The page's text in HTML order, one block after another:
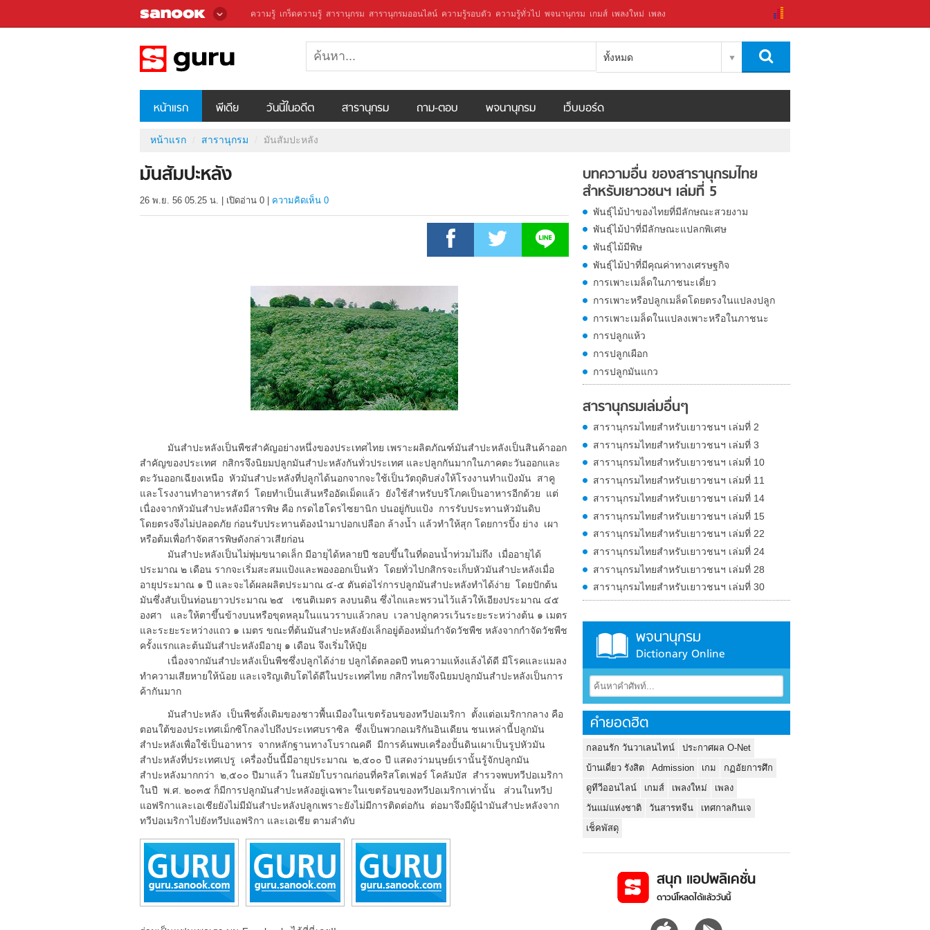
ความรู้ เกร็ดความรู้ สารานุกรม สารานุกรมออนไลน์ ความรู้รอบตัว ความรู้ทั่วไป พจนานุกรม เกมส์ เพลงใหม่ เพลง
ทั้งหมด
หน้าแรก พีเดีย วันนี้ในอดีต สารานุกรม ถาม-ตอบ พจนานุกรม เว็บบอร์ด
หน้าแรก สารานุกรม มันสัมปะหลัง
มันสัมปะหลัง
26 พ.ย. 56 05.25 น. เปิดอ่าน 0 ความคิดเห็น 0
มันสำปะหลังเป็นพืชสำคัญอย่างหนึ่งของประเทศไทย เพราะผลิตภัณฑ์มันสำปะหลังเป็นสินค้าออก
สำคัญของประเทศ กสิกรจึงนิยมปลูกมันสำปะหลังกันทั่วประเทศ และปลูกกันมากในภาคตะวันออกและ
ตะวันออกเฉียงเหนือ หัวมันสำปะหลังที่ปลูกได้นอกจากจะใช้เป็นวัตถุดิบส่งให้โรงงานทำแป้งมัน สาคู
และโรงงานทำอาหารสัตว์ โดยทำเป็นเส้นหรืออัดเม็ดแล้ว ยังใช้สำหรับบริโภคเป็นอาหารอีกด้วย แต่
เนื่องจากหัวมันสำปะหลังมีสารพิษ คือ กรดไฮโดรไซยานิก ปนอยู่กับแป้ง การรับประทานหัวมันดิบ
โดยตรงจึงไม่ปลอดภัย ก่อนรับประทานต้องนำมาปอกเปลือก ล้างน้ำ แล้วทำให้สุก โดยการปิ้ง ย่าง เผา
หรือต้มเพื่อกำจัดสารพิษดังกล่าวเสียก่อน
มันสำปะหลังเป็นไม่พุ่มขนาดเล็ก มีอายุได้หลายปี ชอบขึ้นในที่ดอนน้ำท่วมไม่ถึง เมื่ออายุได้
ประมาณ ๒ เดือน รากจะเริ่มสะสมแป้งและพองออกเป็นหัว โดยทั่วไปกสิกรจะเก็บหัวมันสำปะหลังเมื่อ
อายุประมาณ ๑ ปี และจะได้ผลผลิตประมาณ ๔-๕ ตันต่อไร่การปลูกมันสำปะหลังทำได้ง่าย โดยปักต้น
มันซึ่งสับเป็นท่อนยาวประมาณ ๒๕ เซนติเมตร ลงบนดิน ซึ่งไถและพรวนไว้แล้วให้เอียงประมาณ ๔๕
องศา และให้ตาขึ้นข้างบนหรือขุดหลุมในแนวราบแล้วกลบ เวลาปลูกควรเว้นระยะระหว่างต้น ๑ เมตร
และระยะระหว่างแถว ๑ เมตร ขณะที่ต้นมันสำปะหลังยังเล็กอยู่ต้องหมั่นกำจัดวัชพืช หลังจากกำจัดวัชพืช
ครั้งแรกและต้นมันสำปะหลังมีอายุ ๑ เดือน จึงเริ่มให้ปุ๋ย
เนื่องจากมันสำปะหลังเป็นพืชซึ่งปลูกได้ง่าย ปลูกได้ตลอดปี ทนความแห้งแล้งได้ดี มีโรคและแมลง
ทำความเสียหายให้น้อย และเจริญเติบโตได้ดีในประเทศไทย กสิกรไทยจึงนิยมปลูกมันสำปะหลังเป็นการ
ค้ากันมาก
มันสำปะหลัง เป็นพืชดั้งเดิมของชาวพื้นเมืองในเขตร้อนของทวีปอเมริกา ตั้งแต่อเมริกากลาง คือ
ตอนใต้ของประเทศเม็กซิโกลงไปถึงประเทศบราซิล ซึ่งเป็นพวกอเมริกันอินเดียน ชนเหล่านี้ปลูกมัน
สำปะหลังเพื่อใช้เป็นอาหาร จากหลักฐานทางโบราณคดี มีการค้นพบเครื่องปั้นดินเผาเป็นรูปหัวมัน
สำปะหลังที่ประเทศเปรู เครื่องปั้นนี้มีอายุประมาณ ๒,๕๐๐ ปี แสดงว่ามนุษย์เรานั้นรู้จักปลูกมัน
สำปะหลังมากกว่า ๒,๕๐๐ ปีมาแล้ว ในสมัยโบราณก่อนที่คริสโตเฟอร์ โคลัมบัส สำรวจพบทวีปอเมริกา
ในปี พ.ศ. ๒๐๓๕ ก็มีการปลูกมันสำปะหลังอยู่เฉพาะในเขตร้อนของทวีปอเมริกาเท่านั้น ส่วนในทวีป
แอฟริกาและเอเชียยังไม่มีมันสำปะหลังปลูกเพราะยังไม่มีการติดต่อกัน ต่อมาจึงมีผู้นำมันสำปะหลังจาก
ทวีปอเมริกาไปยังทวีปแอฟริกา และเอเชีย ตามลำดับ
บทความอื่น ของสารานุกรมไทย
สำหรับเยาวชนฯ เล่มที่ 5
พันธุ์ไม้ป่าของไทยที่มีลักษณะสวยงาม
พันธุ์ไม้ป่าที่มีลักษณะแปลกพิเศษ
พันธุ์ไม้มีพิษ
พันธุ์ไม้ป่าที่มีคุณค่าทางเศรษฐกิจ
การเพาะเมล็ดในภาชนะเดี่ยว
การเพาะหรือปลูกเมล็ดโดยตรงในแปลงปลูก
การเพาะเมล็ดในแปลงเพาะหรือในภาชนะ
การปลูกแห้ว
การปลูกเผือก
การปลูกมันแกว
สารานุกรมเล่มอื่นๆ
สารานุกรมไทยสำหรับเยาวชนฯ เล่มที่ 2
สารานุกรมไทยสำหรับเยาวชนฯ เล่มที่ 3
สารานุกรมไทยสำหรับเยาวชนฯ เล่มที่ 10
สารานุกรมไทยสำหรับเยาวชนฯ เล่มที่ 11
สารานุกรมไทยสำหรับเยาวชนฯ เล่มที่ 14
สารานุกรมไทยสำหรับเยาวชนฯ เล่มที่ 15
สารานุกรมไทยสำหรับเยาวชนฯ เล่มที่ 22
สารานุกรมไทยสำหรับเยาวชนฯ เล่มที่ 24
สารานุกรมไทยสำหรับเยาวชนฯ เล่มที่ 28
สารานุกรมไทยสำหรับเยาวชนฯ เล่มที่ 30
พจนานุกรม
Dictionary Online
คำยอดฮิต
กลอนรัก วันวาเลนไทน์
ประกาศผล O-Net
บ้านเดี่ยว รังสิต
Admission เกม
กฏอัยการศึก
ดูทีวีออนไลน์
เกมส์ เพลงใหม่
เพลง
วันแม่แห่งชาติ
วันสารทจีน
เทศกาลกินเจ
เช็คพัสดุ
สนุก แอปพลิเคชั่น
ดาวน์โหลดได้แล้ววันนี้